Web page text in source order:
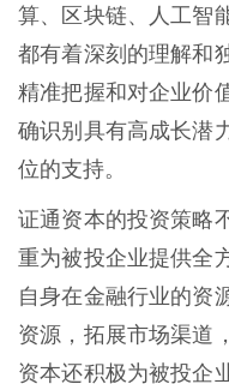
算、区块链、人工智
都有着深刻的理解和
精准把握和对企业价
确识别具有高成长潜
位的支持。
证通资本的投资策略
重为被投企业提供全
自身在金融行业的资
资源，拓展市场渠道
资本还积极为被投企